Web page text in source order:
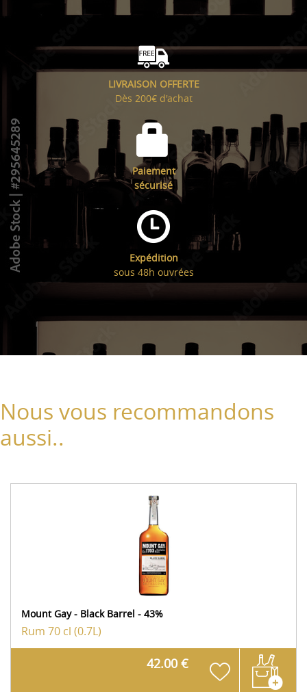
LIVRAISON OFFERTE
Dès 200€ d'achat
Paiement
sécurisé
Expédition
sous 48h ouvrées
Nous vous recommandons
aussi..
Mount Gay - Black Barrel - 43%
Rum 70 cl (0.7L)
42.00 €